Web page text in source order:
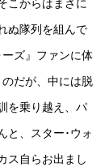
こからはまさに
ぬ隊列を組んで
ズ』ファンに体
だが、中には脱
を乗り越え、パ
と、スター･ウォ
ス自らお出まし